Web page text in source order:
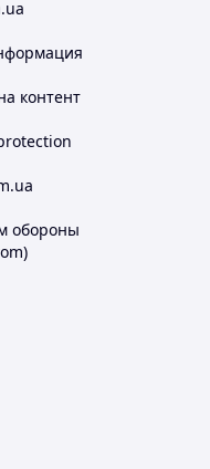
контент
обороны